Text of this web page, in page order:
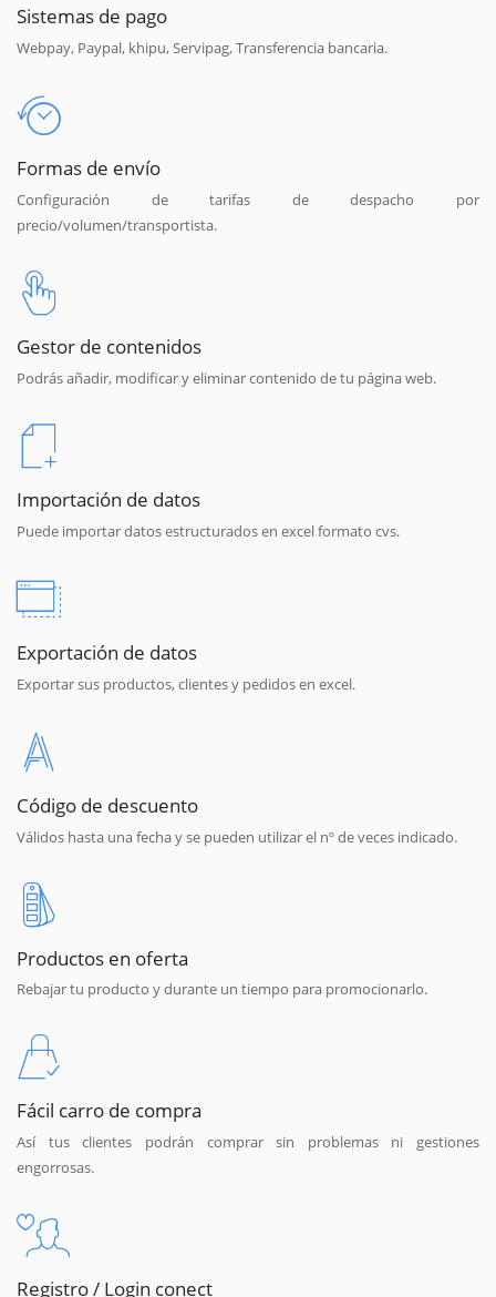
Sistemas de pago
Webpay, Paypal, khipu, Servipag, Transferencia bancaria.
Formas de envío
Configuración de tarifas de despacho por
precio/volumen/transportista.
Gestor de contenidos
Podrás añadir, modificar y eliminar contenido de tu página web.
Importación de datos
Puede importar datos estructurados en excel formato cvs.
Exportación de datos
Exportar sus productos, clientes y pedidos en excel.
Código de descuento
Válidos hasta una fecha y se pueden utilizar el nº de veces indicado.
Productos en oferta
Rebajar tu producto y durante un tiempo para promocionarlo.
Fácil carro de compra
Así tus clientes podrán comprar sin problemas ni gestiones
engorrosas.
Registro / Login conect